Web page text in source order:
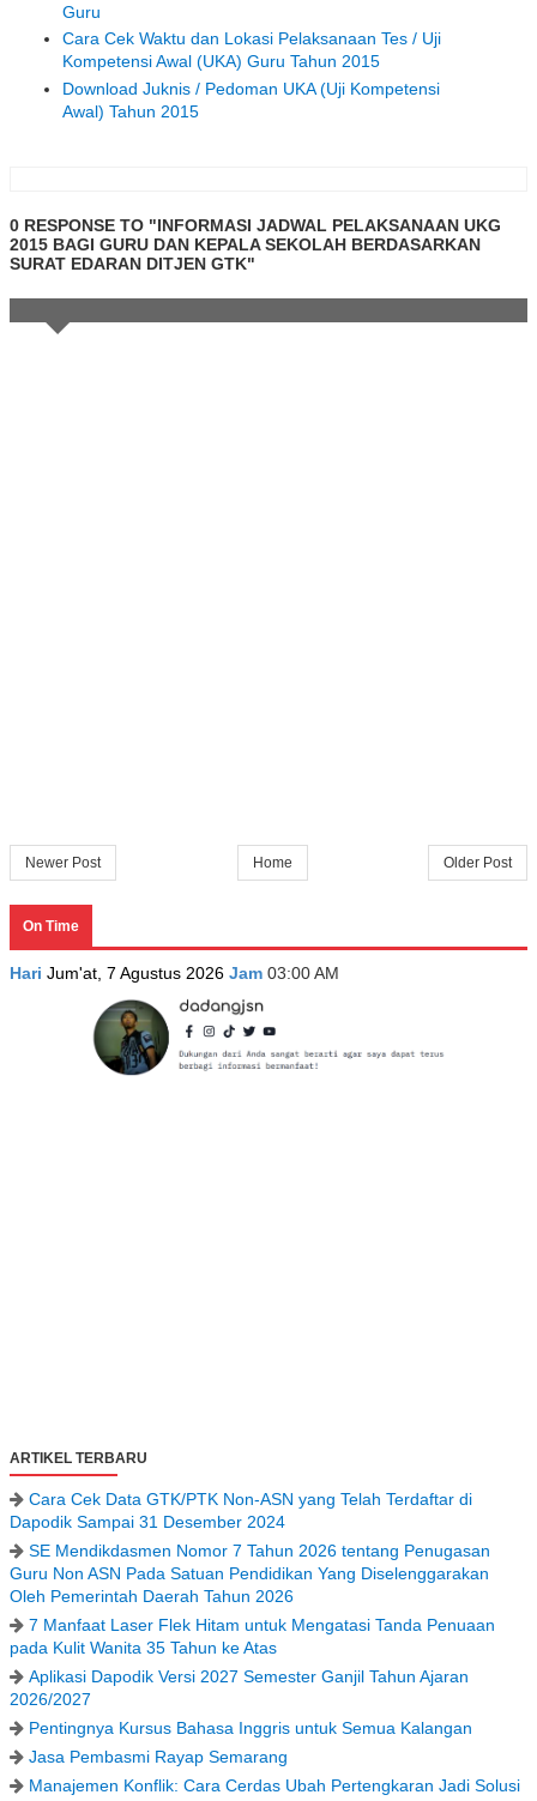
Guru
Cara Cek Waktu dan Lokasi Pelaksanaan Tes / Uji
Kompetensi Awal (UKA) Guru Tahun 2015
Download Juknis / Pedoman UKA (Uji Kompetensi
Awal) Tahun 2015
0 RESPONSE TO "INFORMASI JADWAL PELAKSANAAN UKG
2015 BAGI GURU DAN KEPALA SEKOLAH BERDASARKAN
SURAT EDARAN DITJEN GTK"
Newer Post Older Post
Home
On Time
Hari Jum'at, 7 Agustus 2026 Jam 03:00 AM
ARTIKEL TERBARU
Cara Cek Data GTK/PTK Non-ASN yang Telah Terdaftar di
Dapodik Sampai 31 Desember 2024
SE Mendikdasmen Nomor 7 Tahun 2026 tentang Penugasan
Guru Non ASN Pada Satuan Pendidikan Yang Diselenggarakan
Oleh Pemerintah Daerah Tahun 2026
7 Manfaat Laser Flek Hitam untuk Mengatasi Tanda Penuaan
pada Kulit Wanita 35 Tahun ke Atas
Aplikasi Dapodik Versi 2027 Semester Ganjil Tahun Ajaran
2026/2027
Pentingnya Kursus Bahasa Inggris untuk Semua Kalangan
Jasa Pembasmi Rayap Semarang
Manajemen Konflik: Cara Cerdas Ubah Pertengkaran Jadi Solusi